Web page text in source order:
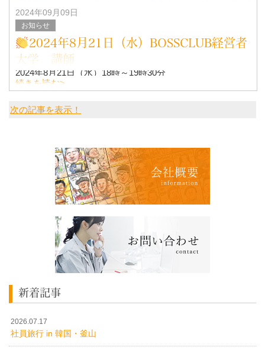
2024年09月09日
お知らせ
2024年8月21日（水）BOSSCLUB経営者
大学 講師
2024年8月21日（水）18時～19時30分
BOSSCLUB経営者大学の講師として演説されました！！
テーマが、
『家業倒産、裏切りからの大逆
続きを読む>
次の記事を表示！
新着記事
2026.07.17
社員旅行 in 韓国・釜山